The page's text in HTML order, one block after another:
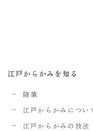
江戸からかみを知る
随筆
江戸からかみについ
江戸からかみの技法